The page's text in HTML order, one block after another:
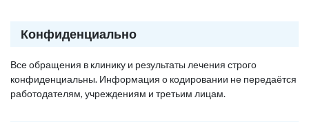
Конфиденциально
Все обращения в клинику и результаты лечения строго
конфиденциальны. Информация о кодировании не передаётся
работодателям, учреждениям и третьим лицам.